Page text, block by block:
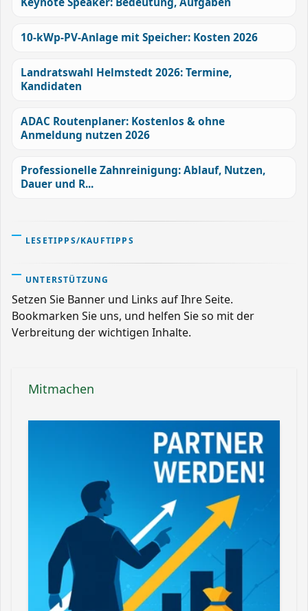
10-kWp-PV-Anlage mit Speicher: Kosten 2026
Landratswahl Helmstedt 2026: Termine,
Kandidaten
ADAC Routenplaner: Kostenlos & ohne
Anmeldung nutzen 2026
Professionelle Zahnreinigung: Ablauf, Nutzen,
Dauer und R...
LESETIPPS/KAUFTIPPS
UNTERSTÜTZUNG
Setzen Sie Banner und Links auf Ihre Seite.
Bookmarken Sie uns, und helfen Sie so mit der
Verbreitung der wichtigen Inhalte.
Mitmachen